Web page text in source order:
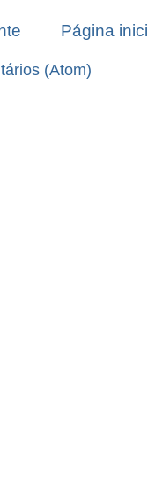
Página
(Atom)